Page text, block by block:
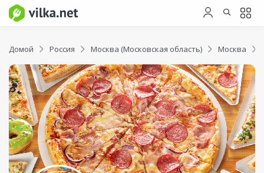
Домой Россия Москва (Московская область) Москва